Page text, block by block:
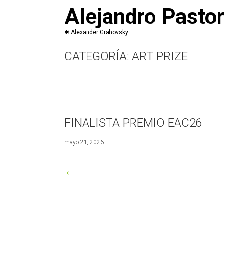
Alejandro Pastor
CATEGORÍA: ART PRIZE
FINALISTA PREMIO EAC26
mayo 21, 2026julio
←